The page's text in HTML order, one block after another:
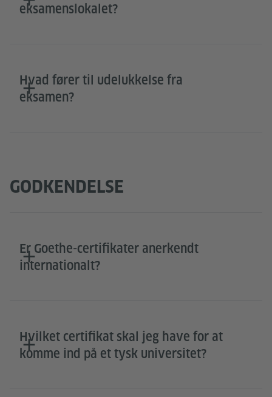
eksamenslokalet?
Hvad fører til udelukkelse fra
eksamen?
GODKENDELSE
Er Goethe-certifikater anerkendt
internationalt?
Hvilket certifikat skal jeg have for at
komme ind på et tysk universitet?